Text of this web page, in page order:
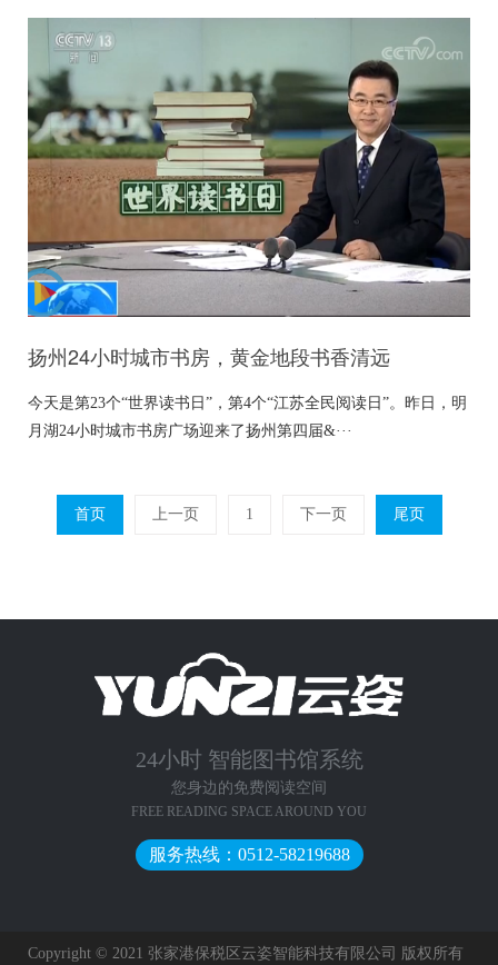
扬州24小时城市书房，黄金地段书香清远
今天是第23个“世界读书日”，第4个“江苏全民阅读日”。昨日，明
月湖24小时城市书房广场迎来了扬州第四届&···
首页 上一页 1 下一页 尾页
24小时 智能图书馆系统
您身边的免费阅读空间
FREE READING SPACE AROUND YOU
服务热线：0512-58219688
Copyright © 2021 张家港保税区云姿智能科技有限公司 版权所有